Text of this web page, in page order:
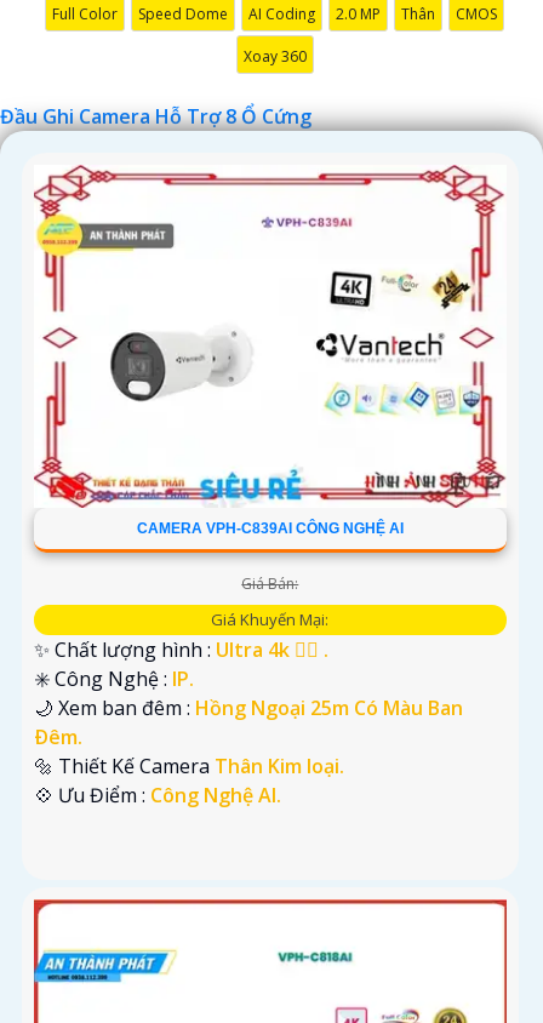
Full Color Speed Dome AI Coding 2.0 MP Thân CMOS
Xoay 360
Đầu Ghi Camera Hỗ Trợ 8 Ổ Cứng
CAMERA VPH-C839AI CÔNG NGHỆ AI
Giá Bán:
Giá Khuyến Mại:
✨ Chất lượng hình : Ultra 4k 👍🏾 .
✳️ Công Nghệ : IP.
🌙 Xem ban đêm : Hồng Ngoại 25m Có Màu Ban
Ðêm.
🔩 Thiết Kế Camera Thân Kim loại.
️💠 Ưu Điểm : Công Nghệ AI.